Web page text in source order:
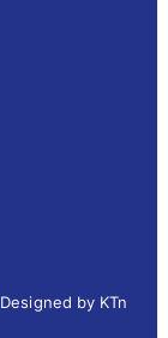
by KTn